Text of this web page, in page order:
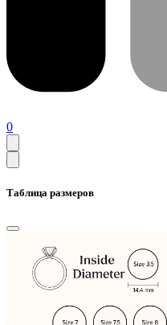
0
Таблица размеров